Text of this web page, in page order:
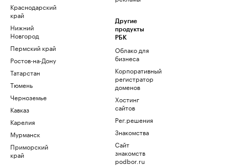
Краснодарский
край
Нижний
Новгород
Пермский край
Ростов-на-Дону
Татарстан
Тюмень
Черноземье
Кавказ
Карелия
Мурманск
Приморский
край
Другие
продукты
РБК
Облако для
бизнеса
Корпоративный
регистратор
доменов
Хостинг
сайтов
Рег.решения
Знакомства
Сайт
знакомств
podbor.ru